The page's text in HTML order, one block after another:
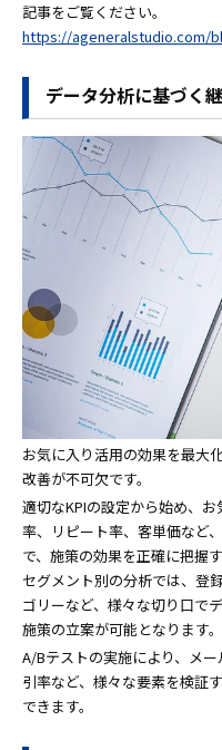
記事をご覧ください。
https://ageneralstudio.com/
データ分析に基づく
お気に入り活用の効果を最大
改善が不可欠です。
適切なKPIの設定から始め、
率、リピート率、客単価など
で、施策の効果を正確に把握
セグメント別の分析では、登
ゴリーなど、様々な切り口で
施策の立案が可能となります。
A/Bテストの実施により、メ
引率など、様々な要素を検証
できます。